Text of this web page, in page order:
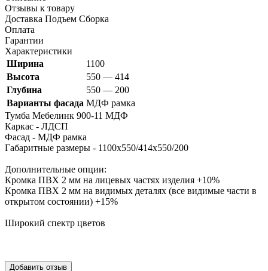
Отзывы к товару
Доставка Подъем Сборка
Оплата
Гарантии
Характеристики
Ширина
1100
Высота
550 — 414
Глубина
550 — 200
Варианты фасада МДФ рамка
Тумба Мебелинк 900-11 МДФ
Каркас - ЛДСП
Фасад - МДФ рамка
Габаритные размеры - 1100х550/414х550/200
Дополнительные опции:
Кромка ПВХ 2 мм на лицевых частях изделия +10%
Кромка ПВХ 2 мм на видимых деталях (все видимые части в
открытом состоянии) +15%
Широкий спектр цветов